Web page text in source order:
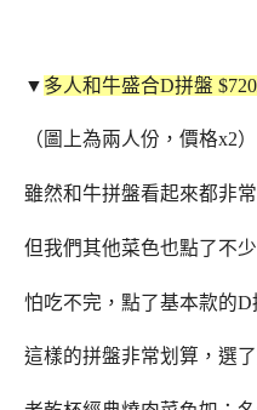
▼ 多人和牛盛合D拼盤
（圖上為兩人份，價格x2）
雖然和牛拼盤看起來都非常
但我們其他菜色也點了不少
怕吃不完，點了基本款的D
這樣的拼盤非常划算，選